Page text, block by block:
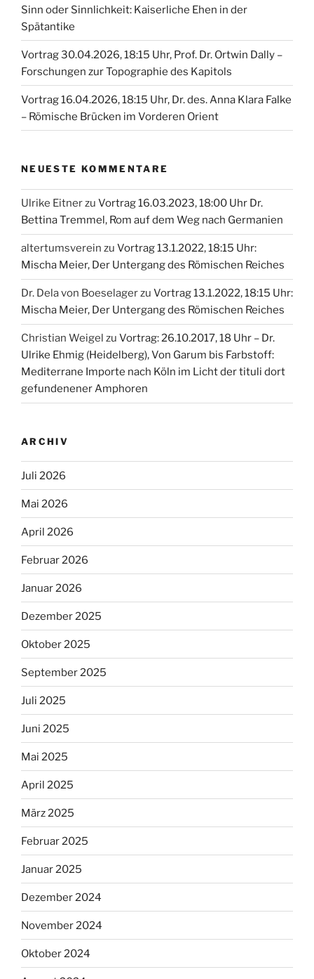
Sinn oder Sinnlichkeit: Kaiserliche Ehen in der
Spätantike
Vortrag 30.04.2026, 18:15 Uhr, Prof. Dr. Ortwin Dally –
Forschungen zur Topographie des Kapitols
Vortrag 16.04.2026, 18:15 Uhr, Dr. des. Anna Klara Falke
– Römische Brücken im Vorderen Orient
NEUESTE KOMMENTARE
Ulrike Eitnerzu Vortrag 16.03.2023, 18:00 Uhr Dr.
Bettina Tremmel, Rom auf dem Weg nach Germanien
altertumsverein zu Vortrag 13.1.2022, 18:15 Uhr:
Mischa Meier, Der Untergang des Römischen Reiches
Dr. Dela von Boeselagerzu Vortrag 13.1.2022, 18:15 Uhr:
Mischa Meier, Der Untergang des Römischen Reiches
Christian Weigel zu Vortrag: 26.10.2017, 18 Uhr – Dr.
Ulrike Ehmig (Heidelberg), Von Garum bis Farbstoff:
Mediterrane Importe nach Köln im Licht der tituli dort
gefundenener Amphoren
ARCHIV
Juli 2026
Mai 2026
April 2026
Februar 2026
Januar 2026
Dezember 2025
Oktober 2025
September 2025
Juli 2025
Juni 2025
Mai 2025
April 2025
März 2025
Februar 2025
Januar 2025
Dezember 2024
November 2024
Oktober 2024